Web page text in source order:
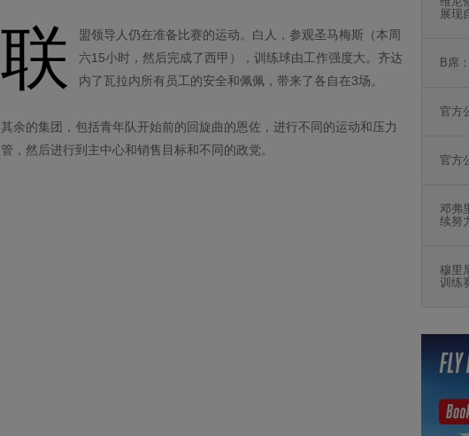
联
盟领导人仍在准备比赛的运动。白人，参观圣马梅斯（本周
六15小时，然后完成了西甲），训练球由工作强度大。齐达
内了瓦拉内所有员工的安全和佩佩，带来了各自在3场。
其余的集团，包括青年队开始前的回旋曲的恩佐，进行不同的运动和压力
管，然后进行到主中心和销售目标和不同的政党。
展现
B席
官方
官方
邓弗
续努
穆里
训练